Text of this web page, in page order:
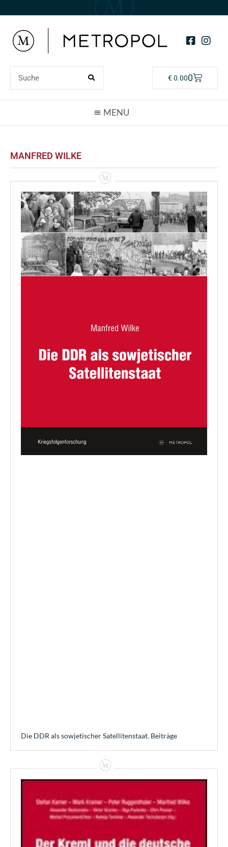
€0.000
MANFRED WILKE
Die DDR als sowjetischer Satellitenstaat. Beiträge